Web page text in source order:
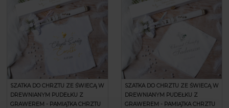
SZATKA DO CHRZTU ZE ŚWIECĄ W
DREWNIANYM PUDEŁKU Z
GRAWEREM - PAMIĄTKA CHRZTU
SZATKA DO CHRZTU ZE ŚWIECĄ W
DREWNIANYM PUDEŁKU Z
GRAWEREM - PAMIĄTKA CHRZTU